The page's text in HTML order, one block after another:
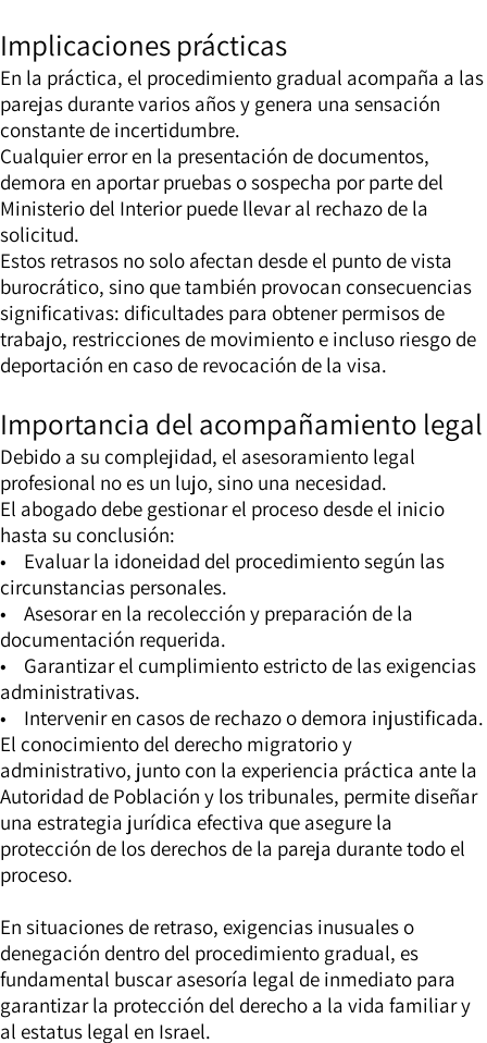
Implicaciones prácticas
En la práctica, el procedimiento gradual acompaña a las
parejas durante varios años y genera una sensación
constante de incertidumbre.
Cualquier error en la presentación de documentos,
demora en aportar pruebas o sospecha por parte del
Ministerio del Interior puede llevar al rechazo de la
solicitud.
Estos retrasos no solo afectan desde el punto de vista
burocrático, sino que también provocan consecuencias
significativas: dificultades para obtener permisos de
trabajo, restricciones de movimiento e incluso riesgo de
deportación en caso de revocación de la visa.
Importancia del acompañamiento legal
Debido a su complejidad, el asesoramiento legal
profesional no es un lujo, sino una necesidad.
El abogado debe gestionar el proceso desde el inicio
hasta su conclusión:
• Evaluar la idoneidad del procedimiento según las
circunstancias personales.
• Asesorar en la recolección y preparación de la
documentación requerida.
• Garantizar el cumplimiento estricto de las exigencias
administrativas.
• Intervenir en casos de rechazo o demora injustificada.
El conocimiento del derecho migratorio y
administrativo, junto con la experiencia práctica ante la
Autoridad de Población y los tribunales, permite diseñar
una estrategia jurídica efectiva que asegure la
protección de los derechos de la pareja durante todo el
proceso.
En situaciones de retraso, exigencias inusuales o
denegación dentro del procedimiento gradual, es
fundamental buscar asesoría legal de inmediato para
garantizar la protección del derecho a la vida familiar y
al estatus legal en Israel.